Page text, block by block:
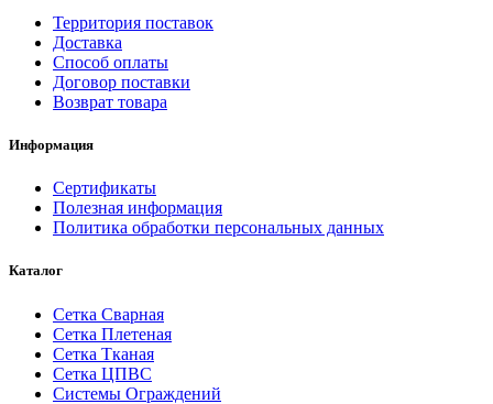
Территория поставок
Доставка
Способ оплаты
Договор поставки
Возврат товара
Информация
Сертификаты
Полезная информация
Политика обработки персональных данных
Каталог
Сетка Сварная
Сетка Плетеная
Сетка Тканая
Сетка ЦПВС
Системы Ограждений